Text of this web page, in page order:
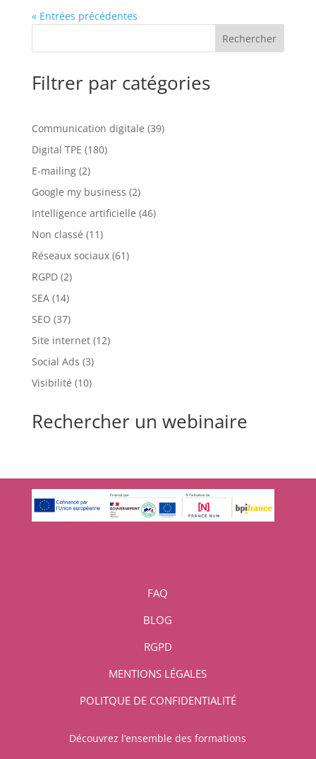
« Entrées précédentes
Rechercher
Filtrer par catégories
Communication digitale (39)
Digital TPE (180)
E-mailing(2)
Google my business (2)
Intelligence artificielle (46)
Non classé (11)
Réseaux sociaux(61)
RGPD(2)
SEA(14)
SEO (37)
Site internet(12)
Social Ads (3)
Visibilité (10)
Rechercher un webinaire
FAQ
BLOG
RGPD
MENTIONS LÉGALES
POLITQUE DE CONFIDENTIALITÉ
Découvrez l’ensemble des formations